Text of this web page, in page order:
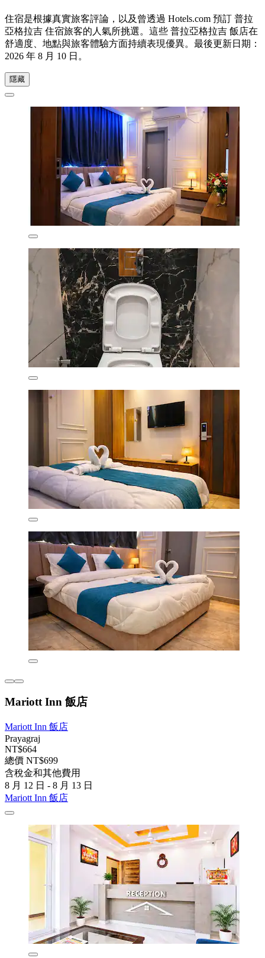
住宿是根據真實旅客評論，以及曾透過 Hotels.com 預訂 普拉
亞格拉吉 住宿旅客的人氣所挑選。這些 普拉亞格拉吉 飯店在
舒適度、地點與旅客體驗方面持續表現優異。最後更新日期：
2026 年 8 月 10 日 。
隱藏
Mariott Inn 飯店
Mariott Inn 飯店
Prayagraj
NT$664
總價 NT$699
含稅金和其他費用
8 月 12 日 - 8 月 13 日
Mariott Inn 飯店